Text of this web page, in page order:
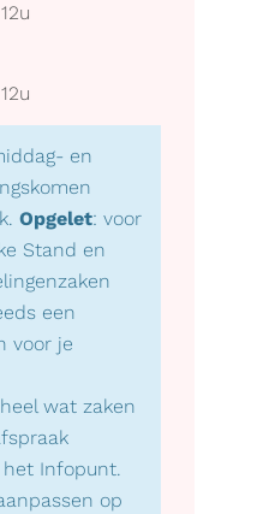
12u
12u
en
Opgelet: voor
Stand en
een
voor je
wat zaken
Infopunt.
op